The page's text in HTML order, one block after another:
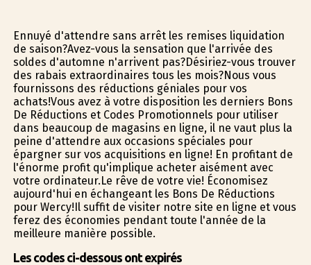
Ennuyé d'attendre sans arrêt les remises liquidation
de saison?Avez-vous la sensation que l'arrivée des
soldes d'automne n'arrivent pas?Désiriez-vous trouver
des rabais extraordinaires tous les mois?Nous vous
fournissons des réductions géniales pour vos
achats!Vous avez à votre disposition les derniers Bons
De Réductions et Codes Promotionnels pour utiliser
dans beaucoup de magasins en ligne, il ne vaut plus la
peine d'attendre aux occasions spéciales pour
épargner sur vos acquisitions en ligne! En profitant de
l'énorme profit qu'implique acheter aisément avec
votre ordinateur.Le rêve de votre vie! Économisez
aujourd'hui en échangeant les Bons De Réductions
pour Wercy!Il suffit de visiter notre site en ligne et vous
ferez des économies pendant toute l'année de la
meilleure manière possible.
Les codes ci-dessous ont expirés